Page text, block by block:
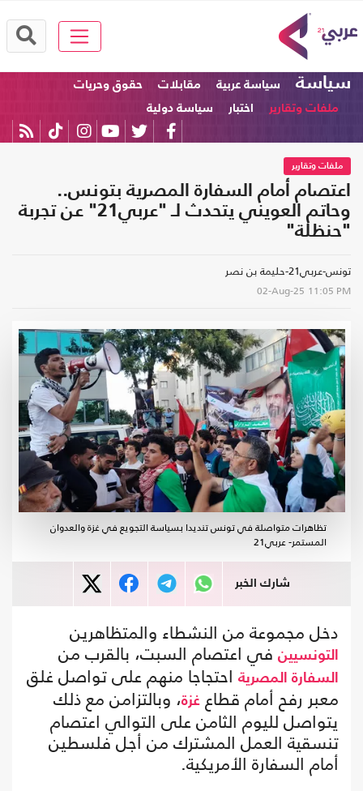
سياسة سياسة عربية مقابلات
حقوق وحريات
ملفات وتقارير
اختبار سياسة دولية
ملفات وتقارير
اعتصام أمام السفارة المصرية بتونس..
وحاتم العويني يتحدث لـ "عربي21" عن تجربة
"حنظلة"
تونس-عربي21-حليمة بن نصر
02-Aug-25 11:05 PM
تظاهرات متواصلة في تونس تنديدا بسياسة التجويع في غزة والعدوان
المستمر- عربي21
شارك الخبر
دخل مجموعة من النشطاء والمتظاهرين
التونسيين في اعتصام السبت، بالقرب من
السفارة المصرية احتجاجا منهم على تواصل غلق
معبر رفح أمام قطاع غزة، وبالتزامن مع ذلك
يتواصل لليوم الثامن على التوالي اعتصام
تنسقية العمل المشترك من أجل فلسطين
أمام السفارة الأمريكية.